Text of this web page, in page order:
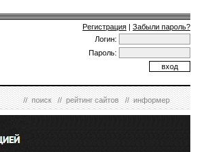
Регистрация | Забыли пароль?
Логин:
Пароль:
//поиск//рейтинг сайтов//информер